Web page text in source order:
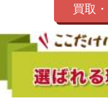
買取